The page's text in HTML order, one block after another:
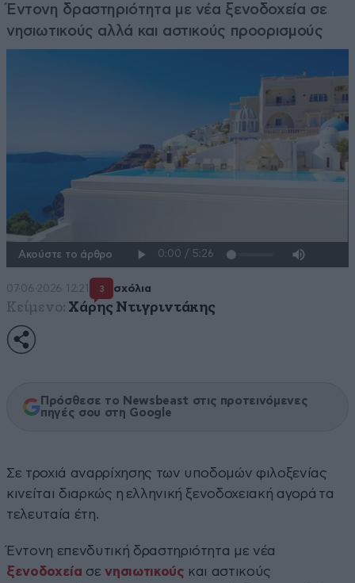
Έντονη δραστηριότητα με νέα ξενοδοχεία σε
νησιωτικούς αλλά και αστικούς προορισμούς
Ακούστε το άρθρο
07·06·2026 12:21 3 σχόλια
Κείμενο: Χάρης Ντιγριντάκης
Πρόσθεσε το Newsbeast στις προτεινόμενες
πηγές σου στη Google
Σε τροχιά αναρρίχησης των υποδομών φιλοξενίας
κινείται διαρκώς η ελληνική ξενοδοχειακή αγορά τα
τελευταία έτη.
Έντονη επενδυτική δραστηριότητα με νέα
ξενοδοχεία σενησιωτικούς και αστικούς